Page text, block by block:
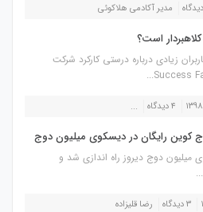
مدیر آکادمی هلاکوئی
است؟
زیادی درباره درستی کارکرد شرکت
Success
۲۸ ۴ دیدگاه ...
کوین رایگان در دیسکوی میلیون دوج
میلیون دوج دیروز راه اندازی شد و
۳ دیدگاه رضا قلیزاده